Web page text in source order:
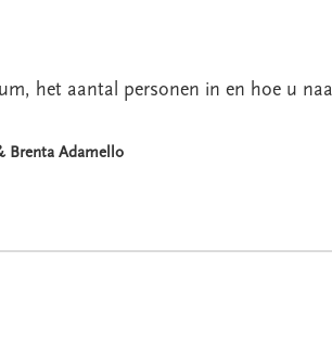
het aantal personen in en hoe u
Brenta Adamello